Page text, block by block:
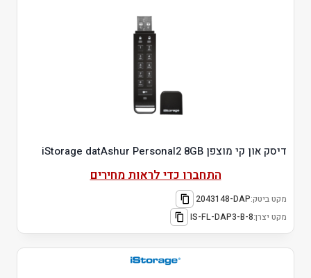
דיסק און קי מוצפן iStorage datAshur Personal2 8GB
התחברו כדי לראות מחירים
מקט ביטק:2043148-DAP
מקט יצרן:IS-FL-DAP3-B-8